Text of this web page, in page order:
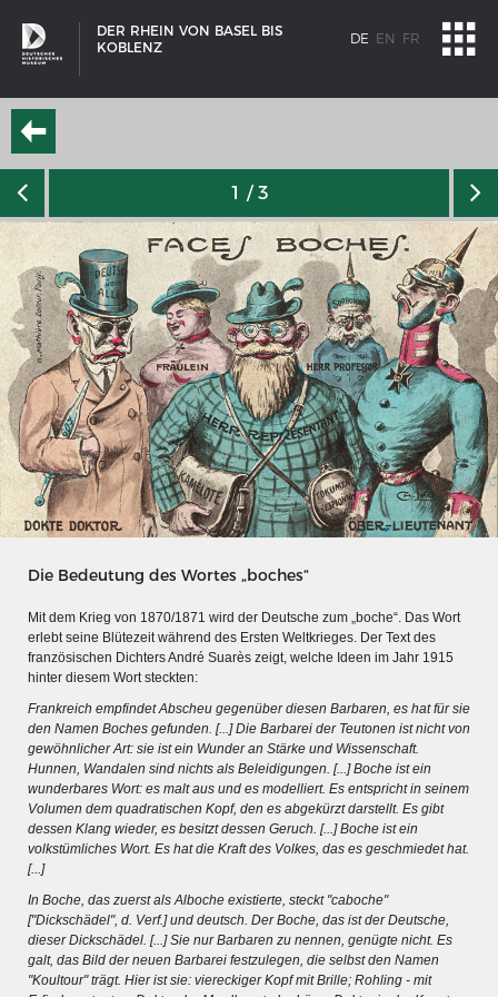
DER RHEIN VON BASEL BIS
KOBLENZ
DE EN FR
SCHIFFSTYPEN
Entwicklungen im europäischen Schiffbau
MERIANS DEUTSCHLAND 1642 - 1654
Interaktive Karte
Bildergalerie Topographia Germaniae
Impressum
1 / 3
Die Bedeutung des Wortes „boches“
Mit dem Krieg von 1870/1871 wird der Deutsche zum „boche“. Das Wort
erlebt seine Blütezeit während des Ersten Weltkrieges. Der Text des
französischen Dichters André Suarès zeigt, welche Ideen im Jahr 1915
hinter diesem Wort steckten:
Frankreich empfindet Abscheu gegenüber diesen Barbaren, es hat für sie
den Namen Boches gefunden. [...] Die Barbarei der Teutonen ist nicht von
gewöhnlicher Art: sie ist ein Wunder an Stärke und Wissenschaft.
Hunnen, Wandalen sind nichts als Beleidigungen. [...] Boche ist ein
wunderbares Wort: es malt aus und es modelliert. Es entspricht in seinem
Volumen dem quadratischen Kopf, den es abgekürzt darstellt. Es gibt
dessen Klang wieder, es besitzt dessen Geruch. [...] Boche ist ein
volkstümliches Wort. Es hat die Kraft des Volkes, das es geschmiedet hat.
[...]
In Boche, das zuerst als Alboche existierte, steckt "caboche"
["Dickschädel", d. Verf.] und deutsch. Der Boche, das ist der Deutsche,
dieser Dickschädel. [...] Sie nur Barbaren zu nennen, genügte nicht. Es
galt, das Bild der neuen Barbarei festzulegen, die selbst den Namen
"Koultour" trägt. Hier ist sie: viereckiger Kopf mit Brille; Rohling - mit